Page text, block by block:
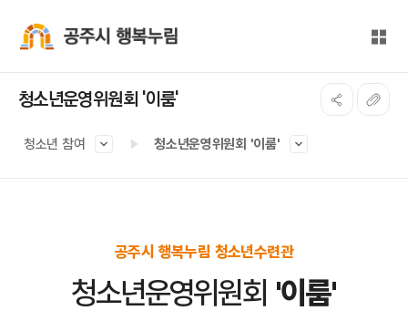
전체
청소년운영위원회 '이룸'
청소년 참여 청소년운영위원회 '이룸'
공주시 행복누림 청소년수련관
청소년운영위원회 '이룸'